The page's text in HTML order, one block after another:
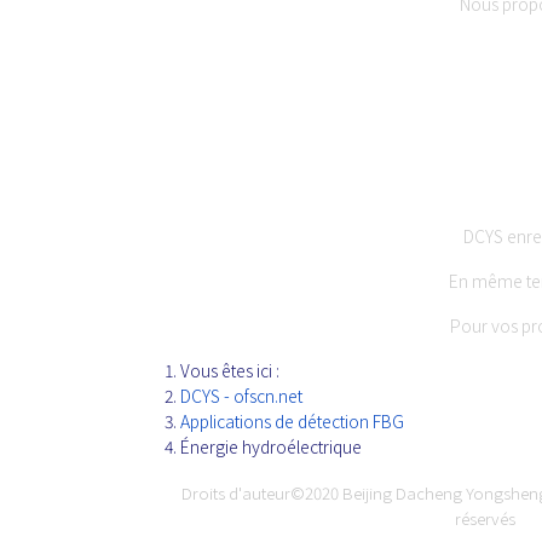
DCYS
En même
Pour vos
Vous êtes ici :
DCYS - ofscn.net
Applications de détection FBG
Énergie hydroélectrique
Droits d'auteur©2020 Beijing Dacheng
réservés